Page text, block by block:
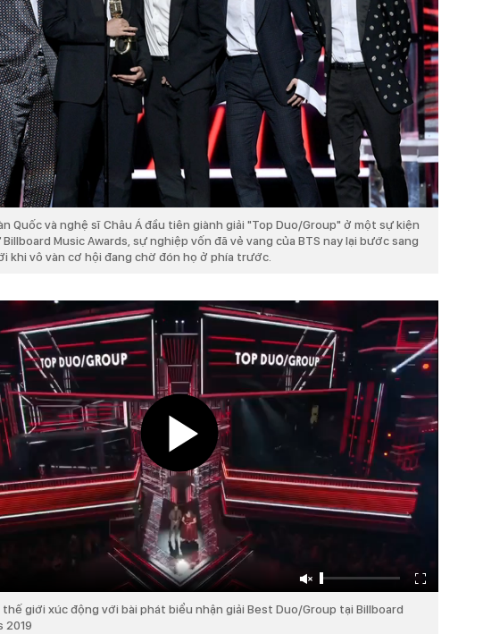
Quốc và nghệ sĩ Châu Á đầu tiên giành giải "Top Duo/Group" ở một sự kiện
Music Awards, sự nghiệp vốn đã vẻ vang của BTS nay lại bước sang
khi vô vàn cơ hội đang chờ đón họ ở phía trước.
thế giới xúc động với bài phát biểu nhận giải Best Duo/Group tại Billboard
2019